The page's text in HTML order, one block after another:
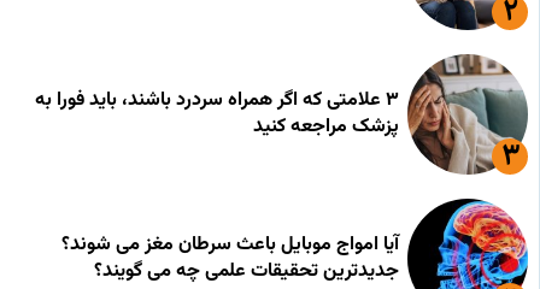
۳ علامتی که اگر همراه سردرد باشند، باید فورا به
پزشک مراجعه کنید
آیا امواج موبایل باعث سرطان مغز می شوند؟
جدیدترین تحقیقات علمی چه می گویند؟